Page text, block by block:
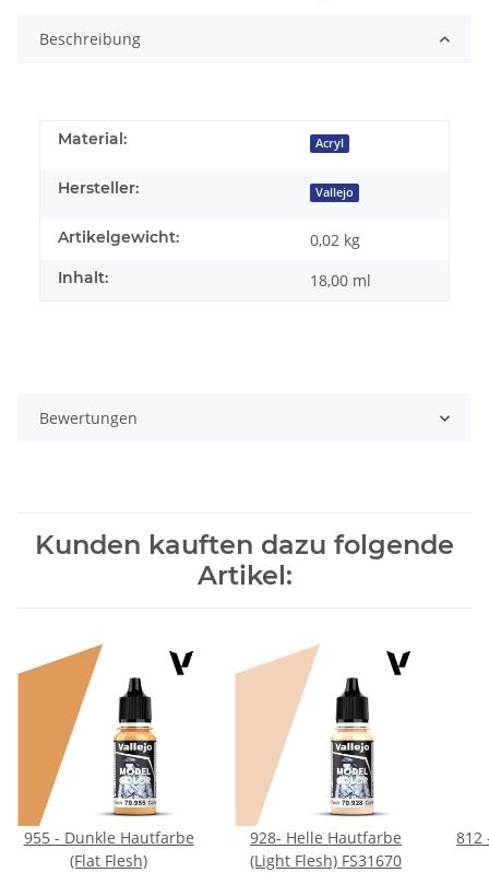
Beschreibung
Material: Acryl
Hersteller: Vallejo
Artikelgewicht: 0,02 kg
Inhalt: 18,00 ml
Bewertungen
Kunden kauften dazu folgende
Artikel:
955 - Dunkle Hautfarbe
(Flat Flesh)
928- Helle Hautfarbe
(Light Flesh) FS31670
812